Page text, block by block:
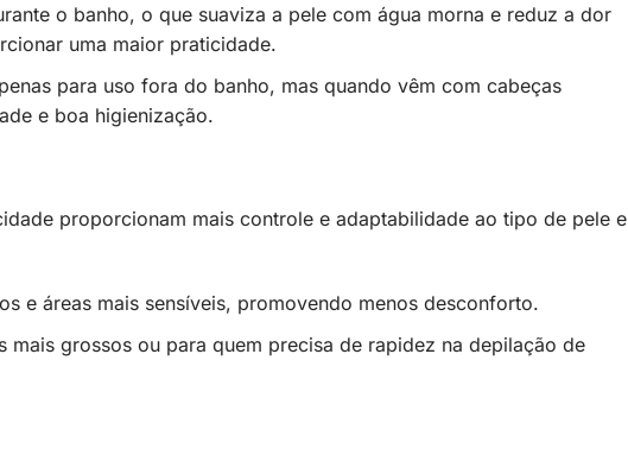
o banho, o que suaviza a pele com água morna e reduz a dor
uma maior praticidade.
para uso fora do banho, mas quando vêm com cabeças
e boa higienização.
proporcionam mais controle e adaptabilidade ao tipo de pele e
e áreas mais sensíveis, promovendo menos desconforto.
mais grossos ou para quem precisa de rapidez na depilação de